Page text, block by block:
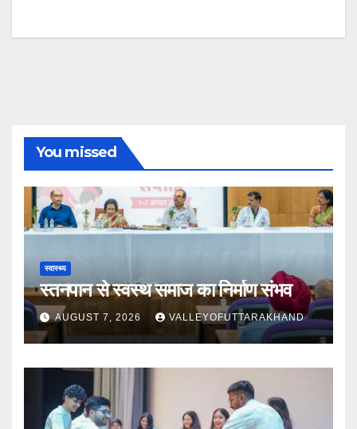
You missed
स्वास्थ्य
स्तनपान से स्वस्थ समाज का निर्माण संभव
AUGUST 7, 2026 VALLEYOFUTTARAKHAND